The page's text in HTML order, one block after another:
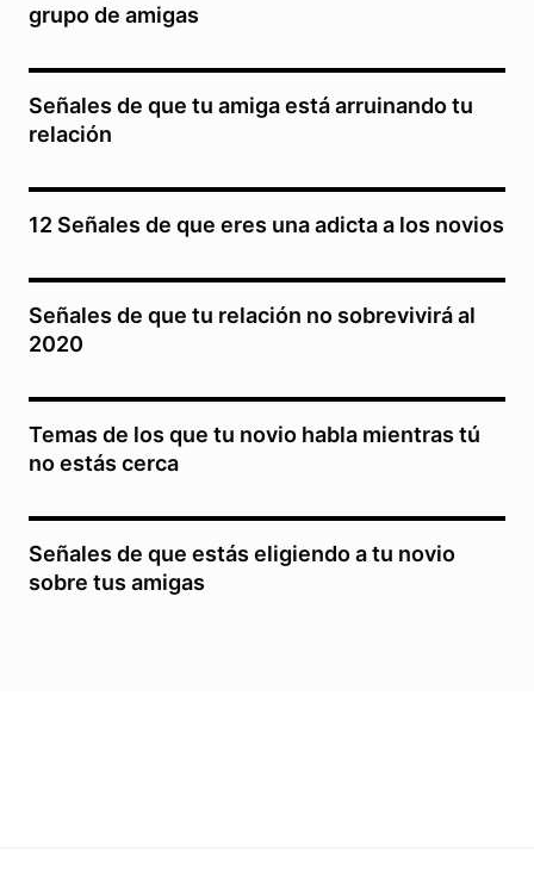
grupo de amigas
Señales de que tu amiga está arruinando tu
relación
12 Señales de que eres una adicta a los novios
Señales de que tu relación no sobrevivirá al
2020
Temas de los que tu novio habla mientras tú
no estás cerca
Señales de que estás eligiendo a tu novio
sobre tus amigas